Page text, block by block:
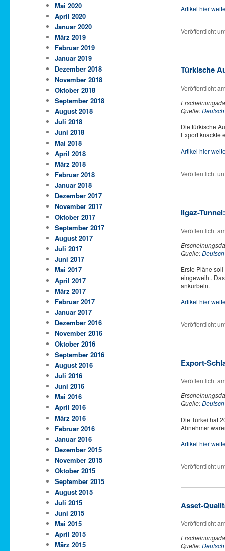
Artikel hier
Veröffentlicht
Türkische
Veröffentlicht
Quelle:
Die türkische
Export knackte
Artikel hier
Veröffentlicht
Ilgaz-
Veröffentlicht
Quelle:
Erste Pläne
eingeweiht.
ankurbeln.
Artikel hier
Veröffentlicht
Export-
Veröffentlicht
Quelle:
Die Türkei hat
Abnehmer
Artikel hier
Veröffentlicht
Asset-
Veröffentlicht
Quelle:
Mai 2020
April 2020
Januar 2020
März 2019
Februar 2019
Januar 2019
Dezember 2018
November 2018
Oktober 2018
September 2018
August 2018
Juli 2018
Juni 2018
Mai 2018
April 2018
März 2018
Februar 2018
Januar 2018
Dezember 2017
November 2017
Oktober 2017
September 2017
August 2017
Juli 2017
Juni 2017
Mai 2017
April 2017
März 2017
Februar 2017
Januar 2017
Dezember 2016
November 2016
Oktober 2016
September 2016
August 2016
Juli 2016
Juni 2016
Mai 2016
April 2016
März 2016
Februar 2016
Januar 2016
Dezember 2015
November 2015
Oktober 2015
September 2015
August 2015
Juli 2015
Juni 2015
Mai 2015
April 2015
März 2015